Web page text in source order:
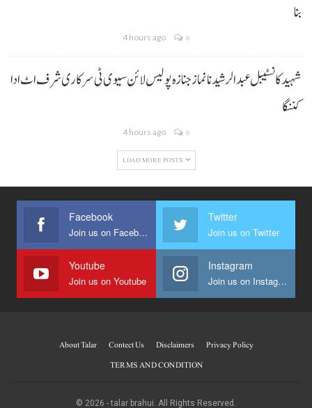
بنا
4 hours ago 0
شہید کانسٹیبل عبدالرشید نا نماز جنازہ پولیس لائن سیوی ٹی سرکاری شرف اٹ ادا
کننگا
4 hours ago 0
LOAD MORE POSTS
Facebook
Join us on Facebook
Twitter
Join us on Twitter
Youtube
Join us on Youtube
Instagram
Join us on Instagram
About Talar Contect Us Disclaimers
Privacy Policy
TERMS AND CONDITION
© 2026 - talar brahui. All Rights Reserved.